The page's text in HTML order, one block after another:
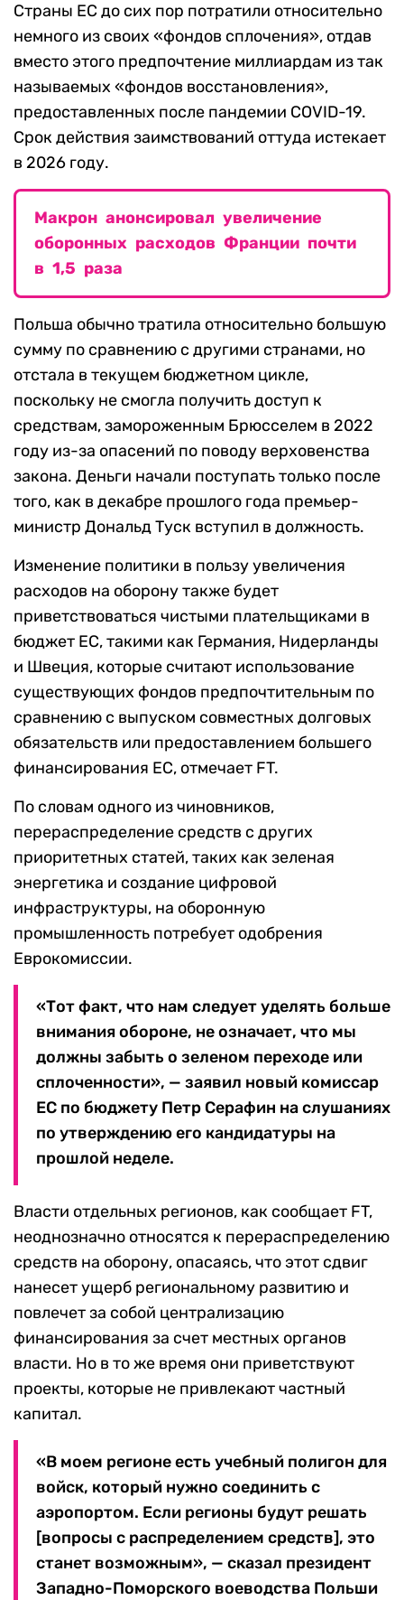
Страны ЕС до сих пор потратили относительно
немного из своих «фондов сплочения», отдав
вместо этого предпочтение миллиардам из так
называемых «фондов восстановления»,
предоставленных после пандемии COVID-19.
Срок действия заимствований оттуда истекает
в 2026 году.
Макрон анонсировал увеличение
оборонных расходов Франции почти
в 1,5 раза
Польша обычно тратила относительно большую
сумму по сравнению с другими странами, но
отстала в текущем бюджетном цикле,
поскольку не смогла получить доступ к
средствам, замороженным Брюсселем в 2022
году из-за опасений по поводу верховенства
закона. Деньги начали поступать только после
того, как в декабре прошлого года премьер-
министр Дональд Туск вступил в должность.
Изменение политики в пользу увеличения
расходов на оборону также будет
приветствоваться чистыми плательщиками в
бюджет ЕС, такими как Германия, Нидерланды
и Швеция, которые считают использование
существующих фондов предпочтительным по
сравнению с выпуском совместных долговых
обязательств или предоставлением большего
финансирования ЕС, отмечает FT.
По словам одного из чиновников,
перераспределение средств с других
приоритетных статей, таких как зеленая
энергетика и создание цифровой
инфраструктуры, на оборонную
промышленность потребует одобрения
Еврокомиссии.
«Тот факт, что нам следует уделять больше
внимания обороне, не означает, что мы
должны забыть о зеленом переходе или
сплоченности», — заявил новый комиссар
ЕС по бюджету Петр Серафин на слушаниях
по утверждению его кандидатуры на
прошлой неделе.
Власти отдельных регионов, как сообщает FT,
неоднозначно относятся к перераспределению
средств на оборону, опасаясь, что этот сдвиг
нанесет ущерб региональному развитию и
повлечет за собой централизацию
финансирования за счет местных органов
власти. Но в то же время они приветствуют
проекты, которые не привлекают частный
капитал.
«В моем регионе есть учебный полигон для
войск, который нужно соединить с
аэропортом. Если регионы будут решать
[вопросы с распределением средств], это
станет возможным», — сказал президент
Западно-Поморского воеводства Польши